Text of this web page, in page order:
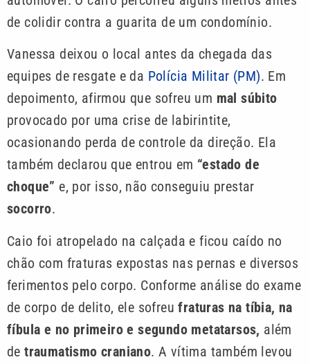
de colidir contra a guarita de um condomínio.
Vanessa deixou o local antes da chegada das
equipes de resgate e da Polícia Militar (PM). Em
depoimento, afirmou que sofreu um mal súbito
provocado por uma crise de labirintite,
ocasionando perda de controle da direção. Ela
também declarou que entrou em “estado de
choque” e, por isso, não conseguiu prestar
socorro.
Caio foi atropelado na calçada e ficou caído no
chão com fraturas expostas nas pernas e diversos
ferimentos pelo corpo. Conforme análise do exame
de corpo de delito, ele sofreufraturas na tíbia, na
fíbula e no primeiro e segundo metatarsos, além
detraumatismo craniano. A vítima também levou